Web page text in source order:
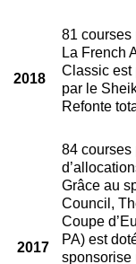
2018
81 courses
La French
Classic est
par le
Refonte
2017
84 courses
Grâce au
Council,
Coupe
PA) est
sponsorise